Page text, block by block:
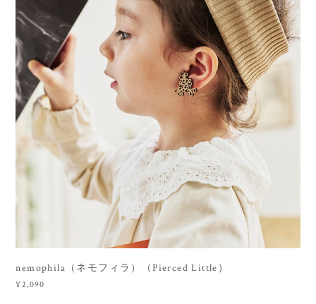
nemophila（ネモフィラ）（Pierced Little）
¥2,090